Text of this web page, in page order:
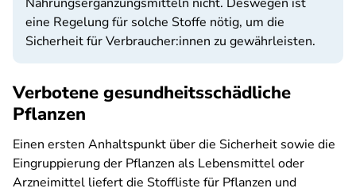
eine Regelung für solche Stoffe nötig, um die
Sicherheit für Verbraucher:innen zu gewährleisten.
Verbotene gesundheitsschädliche
Pflanzen
Einen ersten Anhaltspunkt über die Sicherheit sowie die
Eingruppierung der Pflanzen als Lebensmittel oder
Arzneimittel liefert die Stoffliste für Pflanzen und